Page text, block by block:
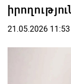
21.05.2026 11:53